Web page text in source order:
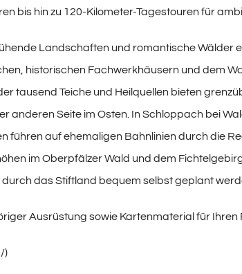
bis hin zu 120-Kilometer-Tagestouren für
Landschaften und romantische Wälder
historischen Fachwerkhäusern und dem
tausend Teiche und Heilquellen bieten
anderen Seite im Osten. In Schloppach bei
führen auf ehemaligen Bahnlinien durch die
im Oberpfälzer Wald und dem
das Stiftland bequem selbst geplant
Ausrüstung sowie Kartenmaterial für Ihren
)